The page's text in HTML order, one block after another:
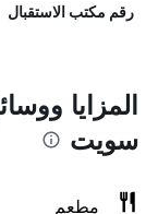
رقم مكتب الاستقبال
المزايا
سويت
مطعم